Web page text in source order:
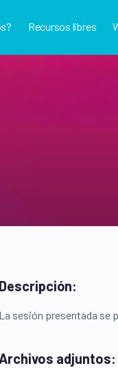
Recursos libres
Descripción:
La sesión presentada se
Archivos adjuntos: